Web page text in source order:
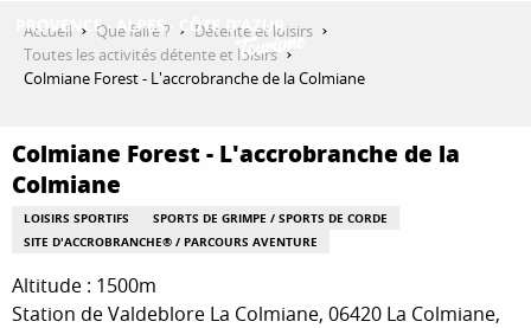
contenu
QUE FAIRE ?
SÉJOURNER
Accueil Que faire ?
Détente et loisirs
Toutes les activités détente et loisirs
Colmiane Forest - L'accrobranche de la Colmiane
Colmiane Forest - L'accrobranche de la
Colmiane
LOISIRS SPORTIFS
SPORTS DE GRIMPE / SPORTS DE CORDE
SITE D'ACCROBRANCHE® / PARCOURS AVENTURE
Altitude : 1500m
Station de Valdeblore La Colmiane, 06420 La Colmiane,